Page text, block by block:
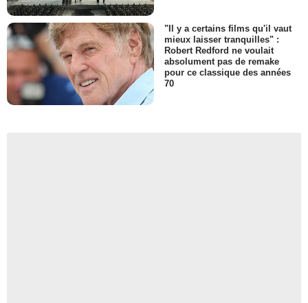
"Il y a certains films qu'il vaut
mieux laisser tranquilles" :
Robert Redford ne voulait
absolument pas de remake
pour ce classique des années
70